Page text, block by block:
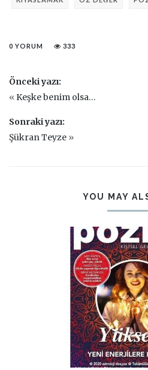
0 YORUM 333
Önceki yazı:
«Keşke benim olsa…
Sonraki yazı:
Şükran Teyze »
YOU MAY